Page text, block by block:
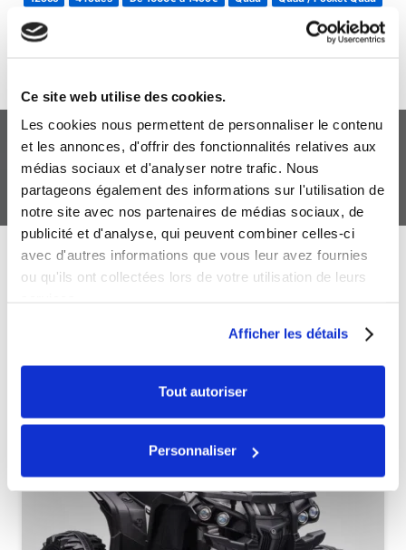
Ce site web utilise des cookies.
Les cookies nous permettent de personnaliser le contenu
et les annonces, d'offrir des fonctionnalités relatives aux
médias sociaux et d'analyser notre trafic. Nous
partageons également des informations sur l'utilisation de
notre site avec nos partenaires de médias sociaux, de
publicité et d'analyse, qui peuvent combiner celles-ci
avec d'autres informations que vous leur avez fournies
ou qu'ils ont collectées lors de votre utilisation de leurs
Afficher les détails
Tout autoriser
Personnaliser
12V JOUET
+ de produits Avis